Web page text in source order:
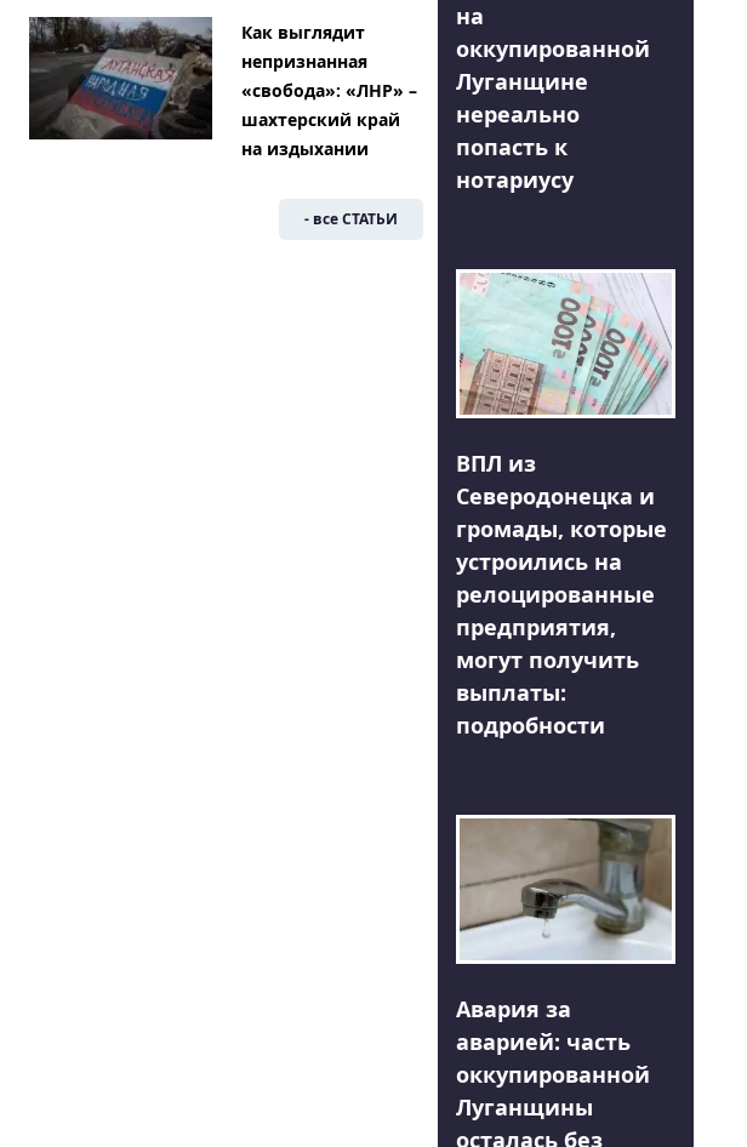
Как выглядит
непризнанная
«свобода»: «ЛНР» –
шахтерский край
на издыхании
- все СТАТЬИ
на
оккупированной
Луганщине
нереально
попасть к
нотариусу
ВПЛ из
Северодонецка и
громады, которые
устроились на
релоцированные
предприятия,
могут получить
выплаты:
подробности
Авария за
аварией: часть
оккупированной
Луганщины
осталась без